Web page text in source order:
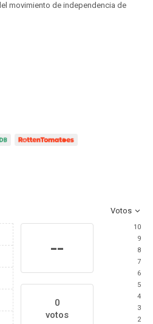
movimiento de independencia de
Votos
--
0
votos
10
9
8
7
6
5
4
3
2